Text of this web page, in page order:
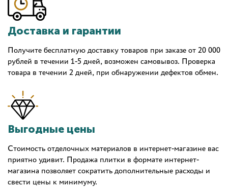
Доставка и гарантии
Получите бесплатную доставку товаров при заказе от 20 000
рублей в течении 1-5 дней, возможен самовывоз. Проверка
товара в течении 2 дней, при обнаружении дефектов обмен.
Выгодные цены
Стоимость отделочных материалов в интернет-магазине вас
приятно удивит. Продажа плитки в формате интернет-
магазина позволяет сократить дополнительные расходы и
свести цены к минимуму.